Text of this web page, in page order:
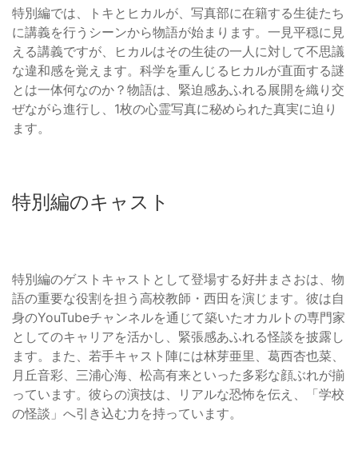
特別編では、トキとヒカルが、写真部に在籍する生徒たち
に講義を行うシーンから物語が始まります。一見平穏に見
える講義ですが、ヒカルはその生徒の一人に対して不思議
な違和感を覚えます。科学を重んじるヒカルが直面する謎
とは一体何なのか？物語は、緊迫感あふれる展開を織り交
ぜながら進行し、1枚の心霊写真に秘められた真実に迫り
ます。
特別編のキャスト
特別編のゲストキャストとして登場する好井まさおは、物
語の重要な役割を担う高校教師・西田を演じます。彼は自
身のYouTubeチャンネルを通じて築いたオカルトの専門家
としてのキャリアを活かし、緊張感あふれる怪談を披露し
ます。また、若手キャスト陣には林芽亜里、葛西杏也菜、
月丘音彩、三浦心海、松高有来といった多彩な顔ぶれが揃
っています。彼らの演技は、リアルな恐怖を伝え、「学校
の怪談」へ引き込む力を持っています。